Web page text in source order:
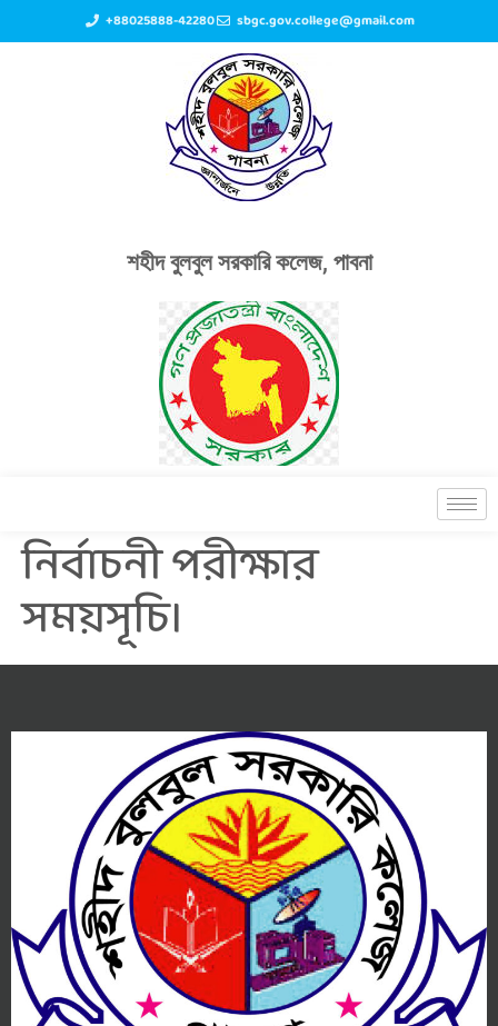
+88025888-42280 sbgc.gov.college@gmail.com
শহীদ বুলবুল সরকারি কলেজ, পাবনা
নির্বাচনী পরীক্ষার
সময়সূচি।